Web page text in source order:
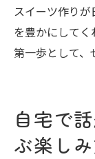
スイーツ作り
を豊かにして
第一歩として、
自宅で
ぶ楽し